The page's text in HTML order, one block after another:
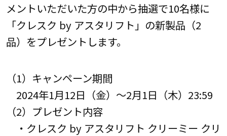
メントいただいた方の中から抽選で10名様に
「クレスク by アスタリフト」の新製品（2
品）をプレゼントします。
（1）キャンペーン期間
2024年1月12日（金）～2月1日（木）23:59
（2）プレゼント内容
・クレスク by アスタリフト クリーミー クリ